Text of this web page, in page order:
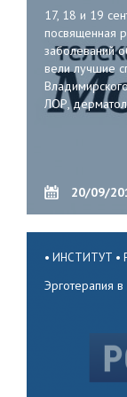
17, 18 и 19
посвященная
заболеваний
вели лучшие
ЛОР,
20/09/
ИНСТИТУТ
Эрготерапия